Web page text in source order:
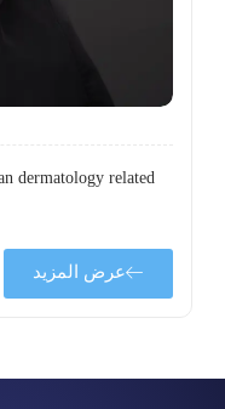
dermatology related
عرض المزيد